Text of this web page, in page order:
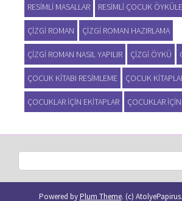
RESIMLI MASALLAR RESIMLI ÇOCUK
ÇIZGI ROMAN ÇIZGI ROMAN HAZIRLAMA
ÇIZGI ROMAN NASIL YAPILIR ÇIZGI ÖYKÜ
ÇOCUK KITABI RESIMLEME ÇOCUK
ÇOCUKLAR IÇIN EKITAPLAR ÇOCUKLAR
Powered byPlum Theme. (c)